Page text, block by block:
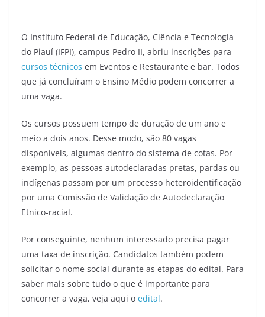
O Instituto Federal de Educação, Ciência e Tecnologia
do Piauí (IFPI), campus Pedro II, abriu inscrições para
cursos técnicos em Eventos e Restaurante e bar. Todos
que já concluíram o Ensino Médio podem concorrer a
uma vaga.
Os cursos possuem tempo de duração de um ano e
meio a dois anos. Desse modo, são 80 vagas
disponíveis, algumas dentro do sistema de cotas. Por
exemplo, as pessoas autodeclaradas pretas, pardas ou
indígenas passam por um processo heteroidentificação
por uma Comissão de Validação de Autodeclaração
Etnico-racial.
Por conseguinte, nenhum interessado precisa pagar
uma taxa de inscrição. Candidatos também podem
solicitar o nome social durante as etapas do edital. Para
saber mais sobre tudo o que é importante para
concorrer a vaga, veja aqui o edital.